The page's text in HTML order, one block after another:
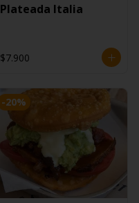
Plateada Italia
$7.900
-20%